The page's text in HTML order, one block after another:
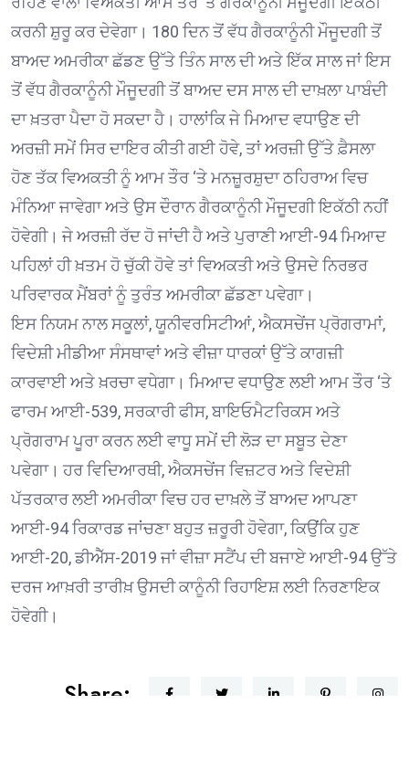
ਕਰਨੀ ਸ਼ੁਰੂ ਕਰ ਦੇਵੇਗਾ। 180 ਦਿਨ ਤੋਂ ਵੱਧ ਗੈਰਕਾਨੂੰਨੀ ਮੌਜੂਦਗੀ ਤੋਂ
ਬਾਅਦ ਅਮਰੀਕਾ ਛੱਡਣ ਉੱਤੇ ਤਿੰਨ ਸਾਲ ਦੀ ਅਤੇ ਇੱਕ ਸਾਲ ਜਾਂ ਇਸ
ਤੋਂ ਵੱਧ ਗੈਰਕਾਨੂੰਨੀ ਮੌਜੂਦਗੀ ਤੋਂ ਬਾਅਦ ਦਸ ਸਾਲ ਦੀ ਦਾਖ਼ਲਾ ਪਾਬੰਦੀ
ਦਾ ਖ਼ਤਰਾ ਪੈਦਾ ਹੋ ਸਕਦਾ ਹੈ। ਹਾਲਾਂਕਿ ਜੇ ਮਿਆਦ ਵਧਾਉਣ ਦੀ
ਅਰਜ਼ੀ ਸਮੇਂ ਸਿਰ ਦਾਇਰ ਕੀਤੀ ਗਈ ਹੋਵੇ, ਤਾਂ ਅਰਜ਼ੀ ਉੱਤੇ ਫ਼ੈਸਲਾ
ਹੋਣ ਤੱਕ ਵਿਅਕਤੀ ਨੂੰ ਆਮ ਤੌਰ ‘ਤੇ ਮਨਜ਼ੂਰਸ਼ੁਦਾ ਠਹਿਰਾਅ ਵਿਚ
ਮੰਨਿਆ ਜਾਵੇਗਾ ਅਤੇ ਉਸ ਦੌਰਾਨ ਗੈਰਕਾਨੂੰਨੀ ਮੌਜੂਦਗੀ ਇਕੱਠੀ ਨਹੀਂ
ਹੋਵੇਗੀ। ਜੇ ਅਰਜ਼ੀ ਰੱਦ ਹੋ ਜਾਂਦੀ ਹੈ ਅਤੇ ਪੁਰਾਣੀ ਆਈ-94 ਮਿਆਦ
ਪਹਿਲਾਂ ਹੀ ਖ਼ਤਮ ਹੋ ਚੁੱਕੀ ਹੋਵੇ ਤਾਂ ਵਿਅਕਤੀ ਅਤੇ ਉਸਦੇ ਨਿਰਭਰ
ਪਰਿਵਾਰਕ ਮੈਂਬਰਾਂ ਨੂੰ ਤੁਰੰਤ ਅਮਰੀਕਾ ਛੱਡਣਾ ਪਵੇਗਾ।
ਇਸ ਨਿਯਮ ਨਾਲ ਸਕੂਲਾਂ, ਯੂਨੀਵਰਸਿਟੀਆਂ, ਐਕਸਚੇਂਜ ਪ੍ਰੋਗਰਾਮਾਂ,
ਵਿਦੇਸ਼ੀ ਮੀਡੀਆ ਸੰਸਥਾਵਾਂ ਅਤੇ ਵੀਜ਼ਾ ਧਾਰਕਾਂ ਉੱਤੇ ਕਾਗਜ਼ੀ
ਕਾਰਵਾਈ ਅਤੇ ਖ਼ਰਚਾ ਵਧੇਗਾ। ਮਿਆਦ ਵਧਾਉਣ ਲਈ ਆਮ ਤੌਰ ‘ਤੇ
ਫਾਰਮ ਆਈ-539, ਸਰਕਾਰੀ ਫੀਸ, ਬਾਇਓਮੈਟਰਿਕਸ ਅਤੇ
ਪ੍ਰੋਗਰਾਮ ਪੂਰਾ ਕਰਨ ਲਈ ਵਾਧੂ ਸਮੇਂ ਦੀ ਲੋੜ ਦਾ ਸਬੂਤ ਦੇਣਾ
ਪਵੇਗਾ। ਹਰ ਵਿਦਿਆਰਥੀ, ਐਕਸਚੇਂਜ ਵਿਜ਼ਟਰ ਅਤੇ ਵਿਦੇਸ਼ੀ
ਪੱਤਰਕਾਰ ਲਈ ਅਮਰੀਕਾ ਵਿਚ ਹਰ ਦਾਖ਼ਲੇ ਤੋਂ ਬਾਅਦ ਆਪਣਾ
ਆਈ-94 ਰਿਕਾਰਡ ਜਾਂਚਣਾ ਬਹੁਤ ਜ਼ਰੂਰੀ ਹੋਵੇਗਾ, ਕਿਉਂਕਿ ਹੁਣ
ਆਈ-20, ਡੀਐੱਸ-2019 ਜਾਂ ਵੀਜ਼ਾ ਸਟੈਂਪ ਦੀ ਬਜਾਏ ਆਈ-94 ਉੱਤੇ
ਦਰਜ ਆਖ਼ਰੀ ਤਾਰੀਖ਼ ਉਸਦੀ ਕਾਨੂੰਨੀ ਰਿਹਾਇਸ਼ ਲਈ ਨਿਰਣਾਇਕ
ਹੋਵੇਗੀ।
Share: